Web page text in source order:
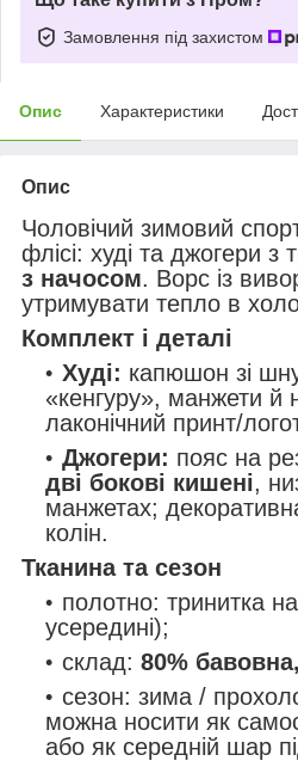
Замовлення під захистом
Опис Характеристики
Опис
Чоловічий зимовий
флісі: худі та джогери з
з начосом. Ворс із
утримувати тепло в
Комплект і деталі
Худі: капюшон зі
«кенгуру», манжети й
лаконічний принт/
Джогери: пояс на
дві бокові кишені,
манжетах;
колін.
Тканина та сезон
полотно: тринитка на
усередині);
склад: 80%
сезон: зима /
можна носити як
або як середній шар